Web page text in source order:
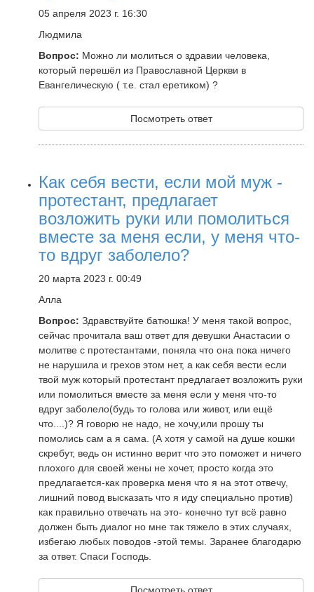
05 апреля 2023 г. 16:30
Людмила
Вопрос: Можно ли молиться о здравии человека,
который перешёл из Православной Церкви в
Евангелическую ( т.е. стал еретиком) ?
Посмотреть ответ
Как себя вести, если мой муж -
протестант, предлагает
возложить руки или помолиться
вместе за меня если, у меня что-
то вдруг заболело?
20 марта 2023 г. 00:49
Алла
Вопрос: Здравствуйте батюшка! У меня такой вопрос,
сейчас прочитала ваш ответ для девушки Анастасии о
молитве с протестантами, поняла что она пока ничего
не нарушила и грехов этом нет, а как себя вести если
твой муж который протестант предлагает возложить руки
или помолиться вместе за меня если у меня что-то
вдруг заболело(будь то голова или живот, или ещё
что....)? Я говорю не надо, не хочу,или прошу ты
помолись сам а я сама. (А хотя у самой на душе кошки
скребут, ведь он истинно верит что это поможет и ничего
плохого для своей жены не хочет, просто когда это
предлагается-как проверка меня что я на этот отвечу,
лишний повод высказать что я иду специально против)
как правильно отвечать на это- конечно тут всё равно
должен быть диалог но мне так тяжело в этих случаях,
избегаю любых поводов -этой темы. Заранее благодарю
за ответ. Спаси Господь.